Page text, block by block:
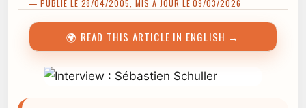
— PUBLIÉ LE 28/04/2005, MIS À JOUR LE 09/03/2026
🌍 READ THIS ARTICLE IN ENGLISH →